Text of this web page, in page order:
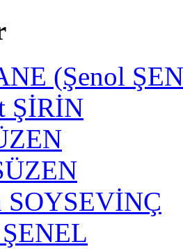
(Şenol
ŞİRİN
SOYSEVİNÇ
ŞENEL